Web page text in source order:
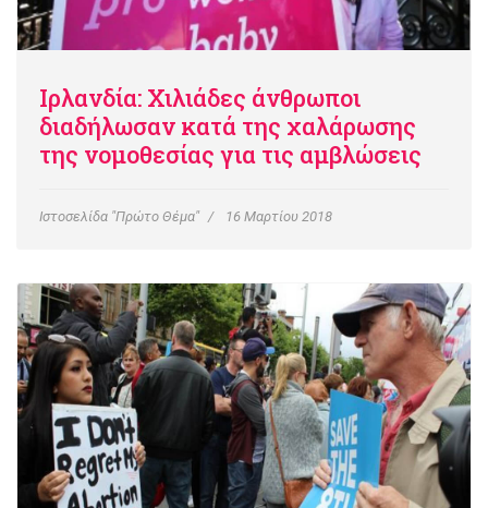
Ιρλανδία: Χιλιάδες άνθρωποι
διαδήλωσαν κατά της χαλάρωσης
της νομοθεσίας για τις αμβλώσεις
Ιστοσελίδα "Πρώτο Θέμα" 16 Μαρτίου 2018